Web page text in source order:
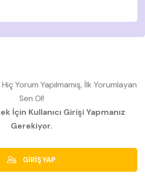
Yorum Yapılmamış, İlk Yorumlayan
Sen Ol!
İçin Kullanıcı Girişi Yapmanız
Gerekiyor.
GİRİŞ YAP